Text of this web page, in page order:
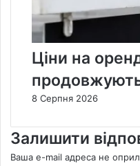
Ціни на
8 Серпня 2026
Залишити
Ваша e-mail адреса не